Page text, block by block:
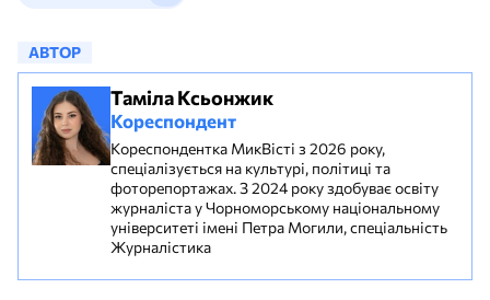
АВТОР
Таміла Ксьонжик
Кореспондент
Кореспондентка МикВісті з 2026 року,
спеціалізується на культурі, політиці та
фоторепортажах. З 2024 року здобуває освіту
журналіста у Чорноморському національному
університеті імені Петра Могили, спеціальність
Журналістика